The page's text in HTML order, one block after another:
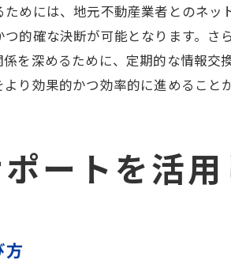
地元コミュニティ
市場動向を踏まえた千
市場動向を考慮し
不動産市場の変動に
新しい不動産トレ
グローバル視点で
めには、地元不動産業者とのネ
的確な決断が可能となります。
を深めるために、定期的な情報
り効果的かつ効率的に進めること
ートを活